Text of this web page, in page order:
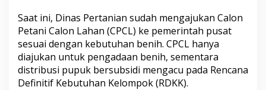
m
b
u
Saat ini, Dinas Pertanian sudah mengajukan Calon
Petani Calon Lahan (CPCL) ke pemerintah pusat
sesuai dengan kebutuhan benih. CPCL hanya
diajukan untuk pengadaan benih, sementara
distribusi pupuk bersubsidi mengacu pada Rencana
Definitif Kebutuhan Kelompok (RDKK).